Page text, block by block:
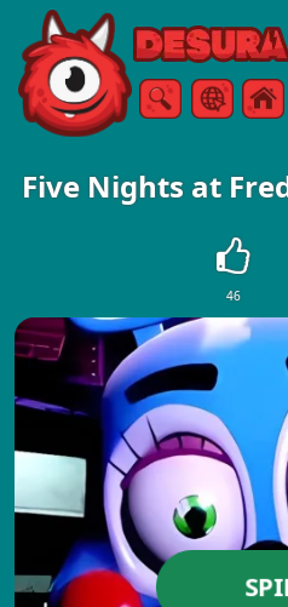
Free Online Games
Søg Menu
Five Nights at
46